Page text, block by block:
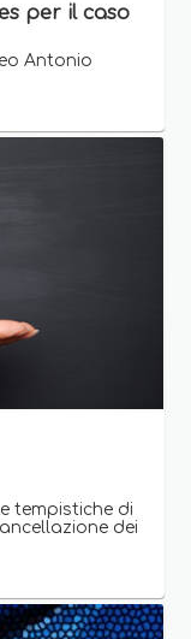
per il caso
Antonio
tempistiche di
dei